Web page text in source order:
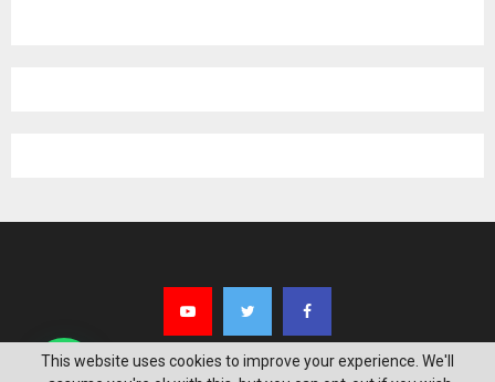
This website uses cookies to improve your experience. We'll